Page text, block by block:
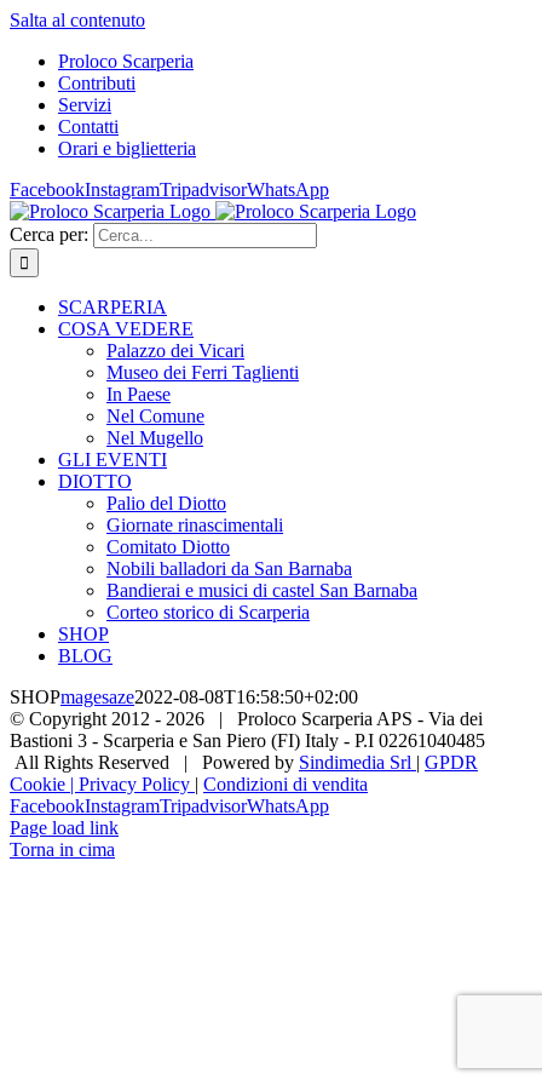
Salta al contenuto
Proloco Scarperia
Contributi
Servizi
Contatti
Orari e biglietteria
FacebookInstagramTripadvisorWhatsApp
Cerca per:
SCARPERIA
COSA VEDERE
Palazzo dei Vicari
Museo dei Ferri Taglienti
In Paese
Nel Comune
Nel Mugello
GLI EVENTI
DIOTTO
Palio del Diotto
Giornate rinascimentali
Comitato Diotto
Nobili balladori da San Barnaba
Bandierai e musici di castel San Barnaba
Corteo storico di Scarperia
SHOP
BLOG
SHOPmagesaze2022-08-08T16:58:50+02:00
© Copyright 2012 - 2026 | Proloco Scarperia APS - Via dei
Bastioni 3 - Scarperia e San Piero (FI) Italy - P.I 02261040485
All Rights Reserved | Powered by Sindimedia Srl | GPDR
Cookie | Privacy Policy | Condizioni di vendita
FacebookInstagramTripadvisorWhatsApp
Page load link
Torna in cima